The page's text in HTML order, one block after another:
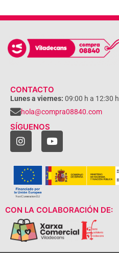
CONTACTO
Lunes a viernes: 09:00 h a 12:30 h
hola@compra08840.com
SÍGUENOS
CON LA COLABORACIÓN DE: